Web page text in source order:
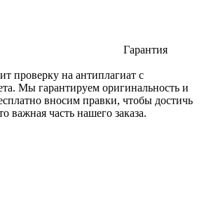
Гарантия
проверку на антиплагиат с
Мы гарантируем оригинальность и
вносим правки, чтобы достичь
важная часть нашего заказа.